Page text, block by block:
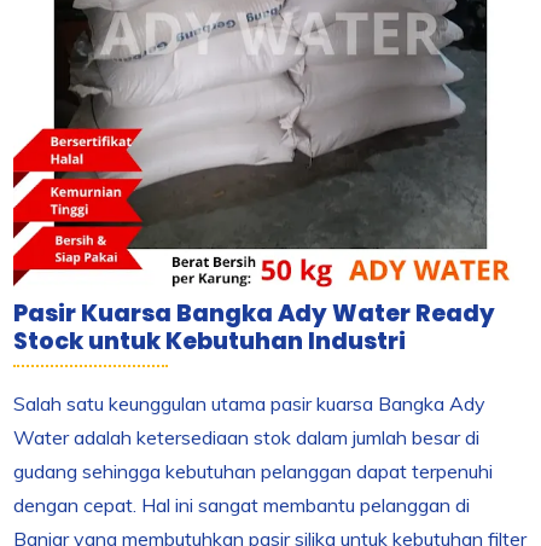
Pasir Kuarsa Bangka Ady Water Ready
Stock untuk Kebutuhan Industri
Salah satu keunggulan utama pasir kuarsa Bangka Ady
Water adalah ketersediaan stok dalam jumlah besar di
gudang sehingga kebutuhan pelanggan dapat terpenuhi
dengan cepat. Hal ini sangat membantu pelanggan di
Banjar yang membutuhkan pasir silika untuk kebutuhan filter